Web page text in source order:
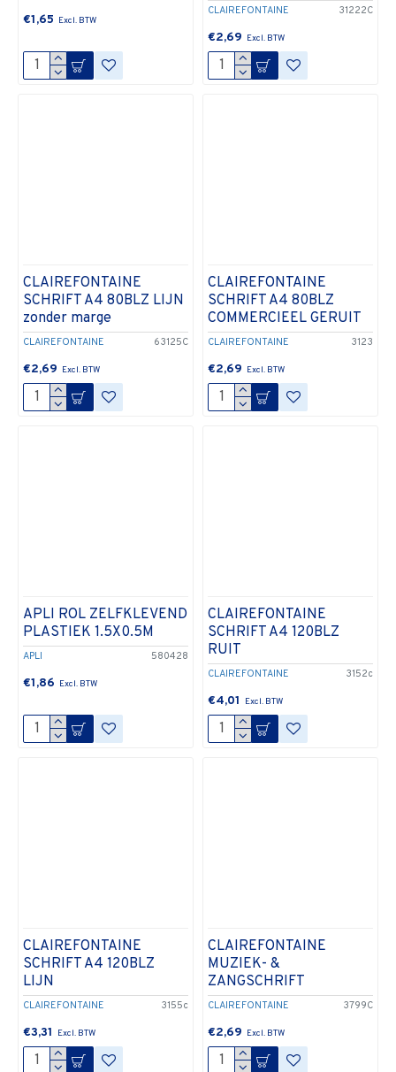
€1,65
CLAIREFONTAINE 31222C
€2,69
CLAIREFONTAINE 63125C
CLAIREFONTAINE
SCHRIFT A4 80BLZ LIJN
zonder marge
€2,69
CLAIREFONTAINE 3123
CLAIREFONTAINE
SCHRIFT A4 80BLZ
COMMERCIEEL GERUIT
€2,69
APLI 580428
APLI ROL ZELFKLEVEND
PLASTIEK 1.5X0.5M
€1,86
CLAIREFONTAINE 3152c
CLAIREFONTAINE
SCHRIFT A4 120BLZ
RUIT
€4,01
CLAIREFONTAINE 3155c
CLAIREFONTAINE
SCHRIFT A4 120BLZ
LIJN
€3,31
CLAIREFONTAINE 3799C
CLAIREFONTAINE
MUZIEK- &
ZANGSCHRIFT
€2,69